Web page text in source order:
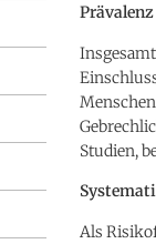
Studien,
Als